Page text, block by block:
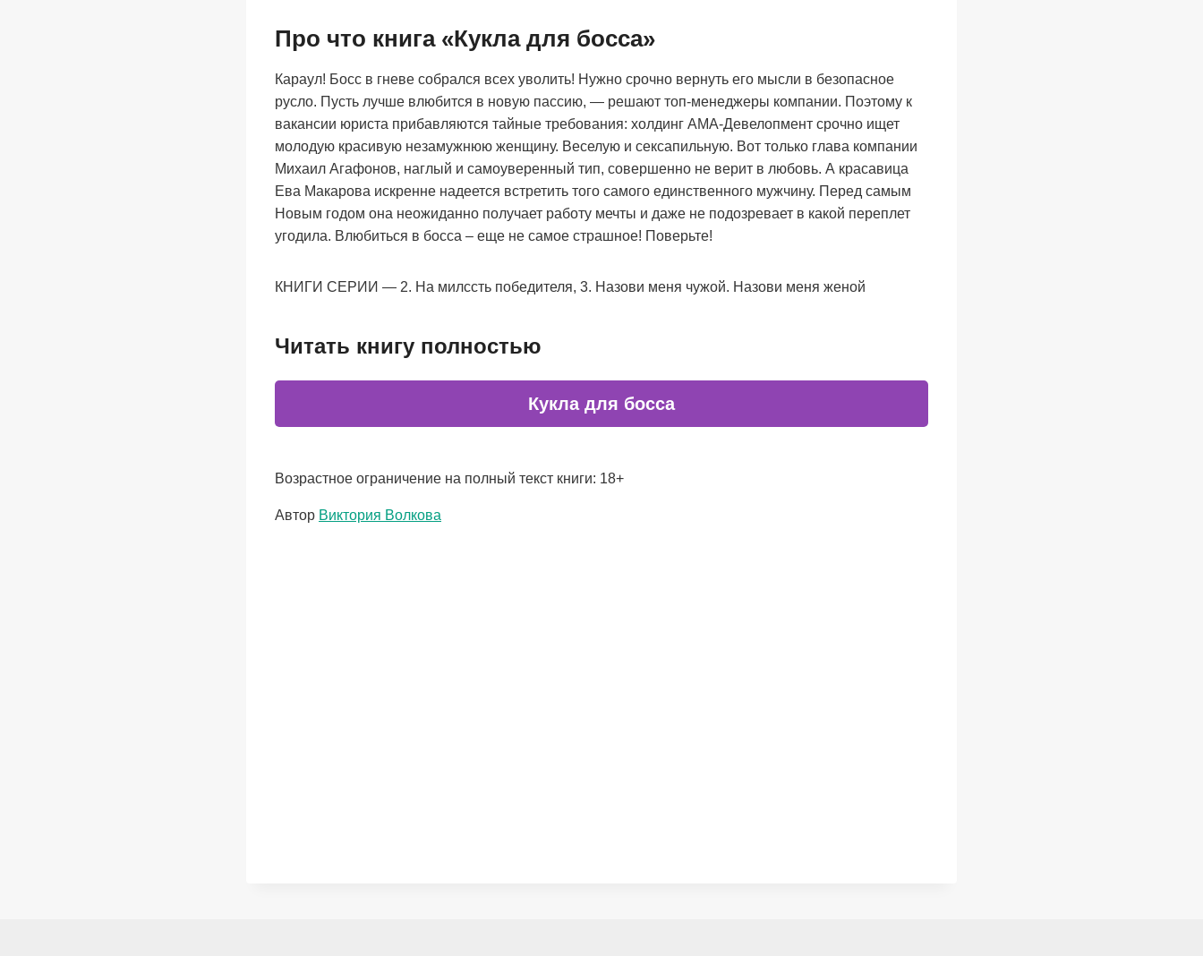
Про что книга «Кукла для босса»
Караул! Босс в гневе собрался всех уволить! Нужно срочно вернуть его мысли в безопасное
русло. Пусть лучше влюбится в новую пассию, — решают топ-менеджеры компании. Поэтому к
вакансии юриста прибавляются тайные требования: холдинг АМА-Девелопмент срочно ищет
молодую красивую незамужнюю женщину. Веселую и сексапильную. Вот только глава компании
Михаил Агафонов, наглый и самоуверенный тип, совершенно не верит в любовь. А красавица
Ева Макарова искренне надеется встретить того самого единственного мужчину. Перед самым
Новым годом она неожиданно получает работу мечты и даже не подозревает в какой переплет
угодила. Влюбиться в босса – еще не самое страшное! Поверьте!
КНИГИ СЕРИИ — 2. На милссть победителя, 3. Назови меня чужой. Назови меня женой
Читать книгу полностью
Кукла для босса
Возрастное ограничение на полный текст книги: 18+
Метки
Автор Виктория Волкова